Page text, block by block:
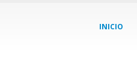
INICIO